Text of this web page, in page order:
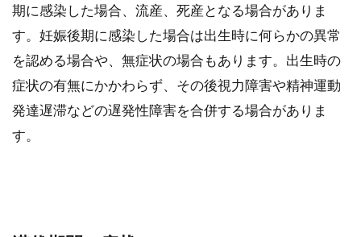
期に感染した場合、流産、死産となる場合がありま
す。妊娠後期に感染した場合は出生時に何らかの異常
を認める場合や、無症状の場合もあります。出生時の
症状の有無にかかわらず、その後視力障害や精神運動
発達遅滞などの遅発性障害を合併する場合がありま
す。